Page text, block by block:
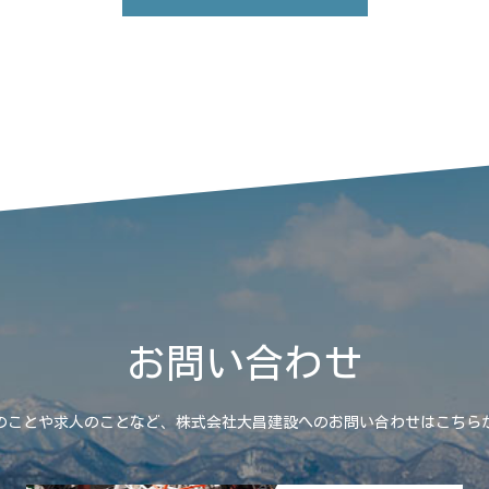
お問い合わせ
ことや求人のことなど、株式会社大昌建設へのお問い合わせはこちら